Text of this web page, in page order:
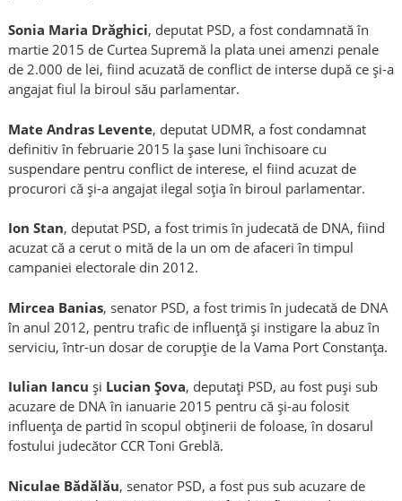
Sonia Maria Drăghici, deputat PSD, a fost condamnată în
martie 2015 de Curtea Supremă la plata unei amenzi penale
de 2.000 de lei, fiind acuzată de conflict de interse după ce şi-a
angajat fiul la biroul său parlamentar.
Mate Andras Levente, deputat UDMR, a fost condamnat
definitiv în februarie 2015 la şase luni închisoare cu
suspendare pentru conflict de interese, el fiind acuzat de
procurori că şi-a angajat ilegal soţia în biroul parlamentar.
Ion Stan, deputat PSD, a fost trimis în judecată de DNA, fiind
acuzat că a cerut o mită de la un om de afaceri în timpul
campaniei electorale din 2012.
Mircea Banias, senator PSD, a fost trimis în judecată de DNA
în anul 2012, pentru trafic de influenţă şi instigare la abuz în
serviciu, într-un dosar de corupţie de la Vama Port Constanţa.
Iulian Iancu şi Lucian Şova, deputaţi PSD, au fost puşi sub
acuzare de DNA în ianuarie 2015 pentru că şi-au folosit
influenţa de partid în scopul obţinerii de foloase, în dosarul
fostului judecător CCR Toni Greblă.
Niculae Bădălău, senator PSD, a fost pus sub acuzare de